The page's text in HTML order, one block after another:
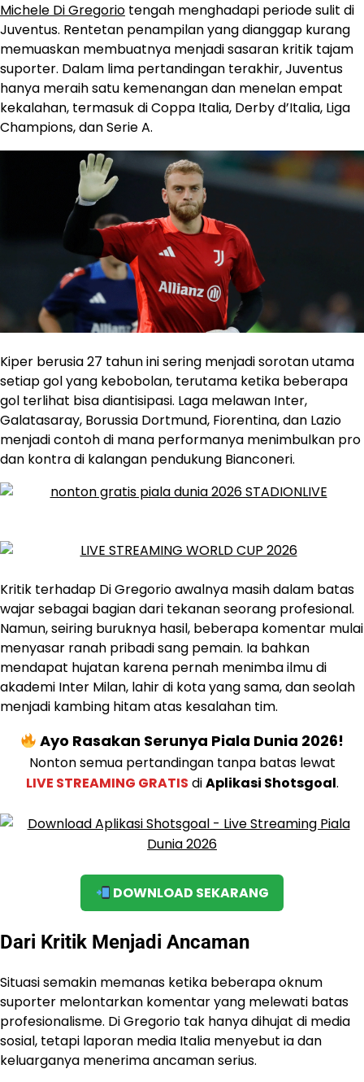
Michele Di Gregorio tengah menghadapi periode sulit di
Juventus. Rentetan penampilan yang dianggap kurang
memuaskan membuatnya menjadi sasaran kritik tajam
suporter. Dalam lima pertandingan terakhir, Juventus
hanya meraih satu kemenangan dan menelan empat
kekalahan, termasuk di Coppa Italia, Derby d’Italia, Liga
Champions, dan Serie A.
Kiper berusia 27 tahun ini sering menjadi sorotan utama
setiap gol yang kebobolan, terutama ketika beberapa
gol terlihat bisa diantisipasi. Laga melawan Inter,
Galatasaray, Borussia Dortmund, Fiorentina, dan Lazio
menjadi contoh di mana performanya menimbulkan pro
dan kontra di kalangan pendukung Bianconeri.
Kritik terhadap Di Gregorio awalnya masih dalam batas
wajar sebagai bagian dari tekanan seorang profesional.
Namun, seiring buruknya hasil, beberapa komentar mulai
menyasar ranah pribadi sang pemain. Ia bahkan
mendapat hujatan karena pernah menimba ilmu di
akademi Inter Milan, lahir di kota yang sama, dan seolah
menjadi kambing hitam atas kesalahan tim.
Ayo Rasakan Serunya Piala Dunia 2026!
Nonton semua pertandingan tanpa batas lewat
LIVE STREAMING GRATIS diAplikasi Shotsgoal.
DOWNLOAD SEKARANG
Dari Kritik Menjadi Ancaman
Situasi semakin memanas ketika beberapa oknum
suporter melontarkan komentar yang melewati batas
profesionalisme. Di Gregorio tak hanya dihujat di media
sosial, tetapi laporan media Italia menyebut ia dan
keluarganya menerima ancaman serius.